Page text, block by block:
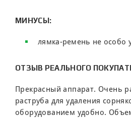
МИНУСЫ:
лямка-ремень не особо
ОТЗЫВ РЕАЛЬНОГО
Прекрасный аппарат. Очень
раструба для удаления
оборудованием удобно.